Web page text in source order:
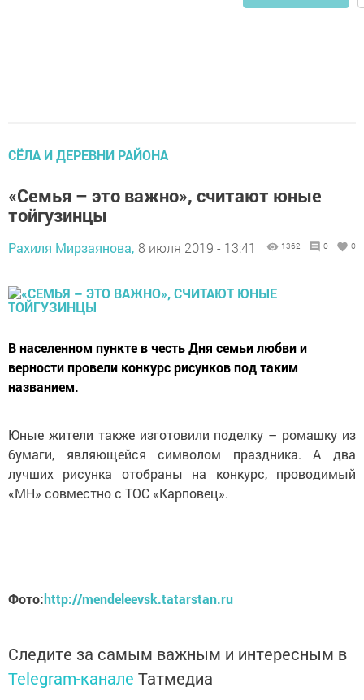
СЁЛА И ДЕРЕВНИ РАЙОНА
«Семья – это важно», считают юные
тойгузинцы
Рахиля Мирзаянова, 8 июля 2019 - 13:41 1362 0 0
В населенном пункте в честь Дня семьи любви и
верности провели конкурс рисунков под таким
названием.
Юные жители также изготовили поделку – ромашку из
бумаги, являющейся символом праздника. А два
лучших рисунка отобраны на конкурс, проводимый
«МН» совместно с ТОС «Карповец».
Фото:http://mendeleevsk.tatarstan.ru
Следите за самым важным и интересным в
Telegram-канале Татмедиа